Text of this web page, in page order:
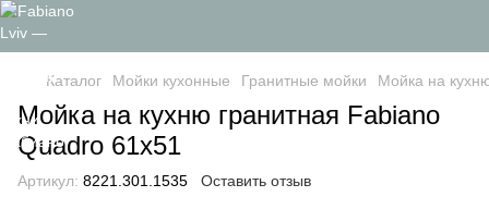
Каталог Мойки кухонные Гранитные мойки Мойка на
Мойка на кухню гранитная Fabiano
Quadro 61x51
Артикул: 8221.301.1535 Оставить отзыв